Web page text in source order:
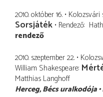
2010. október 16. Kolozsvári
Sorsjáték Rendező
rendező
2010. szeptember 22.
William Shakespeare
Matthias Langhoff
Herceg Bécs uralkodója